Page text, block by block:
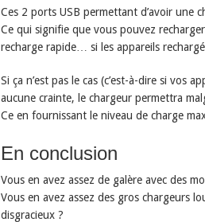
Ces 2 ports USB permettant d’avoir une
Ce qui signifie que vous pouvez
recharge rapide… si les appareils
Si ça n’est pas le cas (c’est-à-dire si vos
aucune crainte, le chargeur permettra
Ce en fournissant le niveau de charge
En conclusion
Vous en avez assez de galère avec des
Vous en avez assez des gros chargeurs
disgracieux ?